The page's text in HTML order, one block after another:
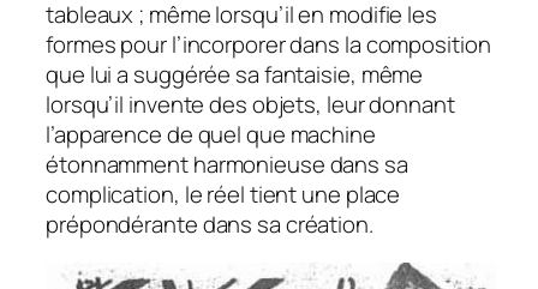
tableaux ; même lorsqu’il en modifie les
formes pour l’incorporer dans la composition
que lui a suggérée sa fantaisie, même
lorsqu’il invente des objets, leur donnant
l’apparence de quel que machine
étonnamment harmonieuse dans sa
complication, le réel tient une place
prépondérante dans sa création.